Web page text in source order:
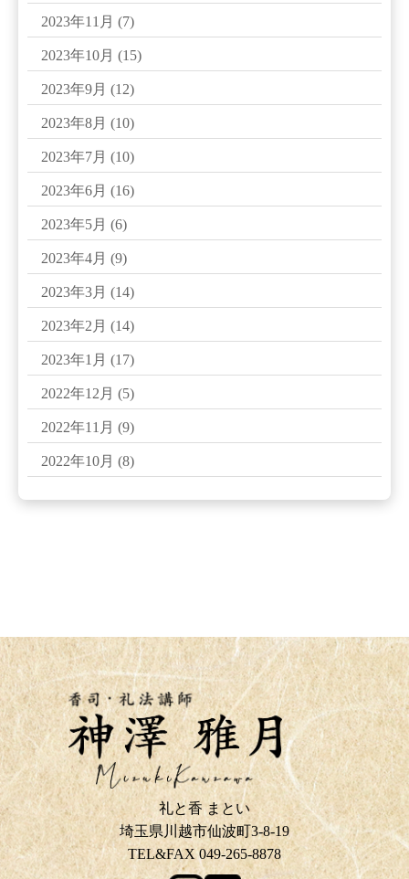
2023年11月 (7)
2023年10月 (15)
2023年9月 (12)
2023年8月 (10)
2023年7月 (10)
2023年6月 (16)
2023年5月 (6)
2023年4月 (9)
2023年3月 (14)
2023年2月 (14)
2023年1月 (17)
2022年12月 (5)
2022年11月 (9)
2022年10月 (8)
礼と香 まとい
埼玉県川越市仙波町3-8-19
TEL&FAX 049-265-8878